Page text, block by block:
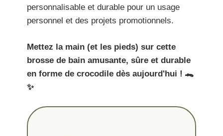
personnalisable et durable pour un usage
personnel et des projets promotionnels.
Mettez la main (et les pieds) sur cette
brosse de bain amusante, sûre et durable
en forme de crocodile dès aujourd'hui ! 🐊
✨